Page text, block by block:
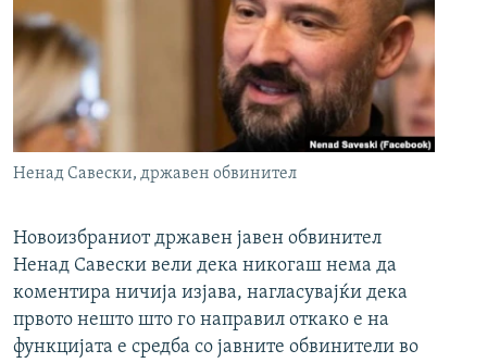
Ненад Савески, државен обвинител
Новоизбраниот државен јавен обвинител
Ненад Савески вели дека никогаш нема да
коментира ничија изјава, нагласувајќи дека
првото нешто што го направил откако е на
функцијата е средба со јавните обвинители во